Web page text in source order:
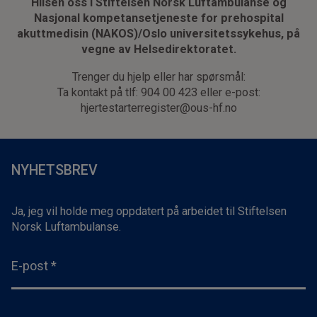
Hilsen oss i Stiftelsen Norsk Luftambulanse og
Nasjonal kompetansetjeneste for prehospital
akuttmedisin (NAKOS)/Oslo universitetssykehus, på
vegne av Helsedirektoratet.
Trenger du hjelp eller har spørsmål:
Ta kontakt på tlf: 904 00 423 eller e-post:
hjertestarterregister@ous-hf.no
NYHETSBREV
Ja, jeg vil holde meg oppdatert på arbeidet til Stiftelsen
Norsk Luftambulanse.
E-post *